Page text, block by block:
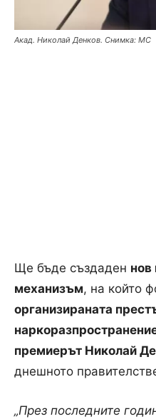
Акад. Николай Денков. Снимка: МС
Ще бъде създаден нов
механизъм, на който
организираната
премиерът Николай
днешното
„През последните